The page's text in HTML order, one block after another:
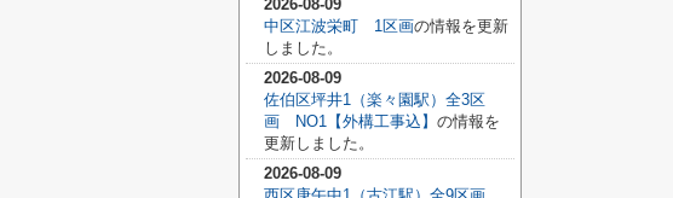
2026-08-09
中区江波栄町 1区画の情報を更新
しました。
2026-08-09
佐伯区坪井1（楽々園駅）全3区
画 NO1【外構工事込】 の情報を
更新しました。
2026-08-09